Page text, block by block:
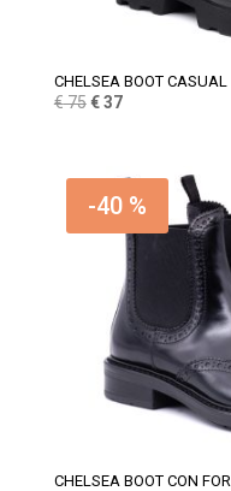
CHELSEA BOOT CASUAL
€75 Il
era:
€ 75.
€37Il
è:
€ 37.
-40 %
CHELSEA BOOT CON